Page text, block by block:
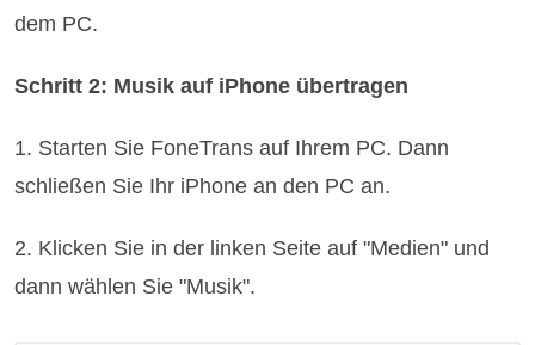
dem PC.
Schritt 2: Musik auf iPhone übertragen
1. Starten Sie FoneTrans auf Ihrem PC. Dann
schließen Sie Ihr iPhone an den PC an.
2. Klicken Sie in der linken Seite auf "Medien" und
dann wählen Sie "Musik".